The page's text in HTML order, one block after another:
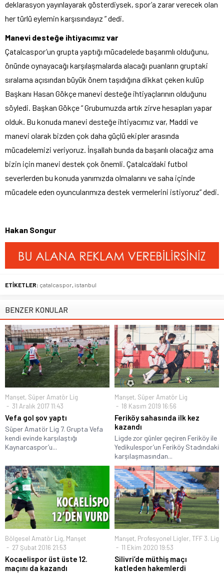
deklarasyon yayınlayarak gösterdiysek, spor’a zarar verecek olan
her türlü eylemin karşısındayız ” dedi.
Manevi desteğe ihtiyacımız var
Çatalcaspor’un grupta yaptığı mücadelede başarımlı olduğunu,
önünde oynayacağı karşılaşmalarda alacağı puanların gruptaki
sıralama açısından büyük önem taşıdığına dikkat çeken kulüp
Başkanı Hasan Gökçe manevi desteğe ihtiyaçlarının olduğunu
söyledi. Başkan Gökçe “ Grubumuzda artık zirve hesapları yapar
olduk. Bu konuda manevi desteğe ihtiyacımız var, Maddi ve
manevi olarak bizden çok daha güçlü ekipler arasında
mücadelemizi veriyoruz. İnşallah bunda da başarılı olacağız ama
bizin için manevi destek çok önemli. Çatalca’daki futbol
severlerden bu konuda yanımızda olmalarını ve saha içinde
mücadele eden oyuncularımıza destek vermelerini istiyoruz” dedi.
Hakan Songur
ETİKETLER: çatalcaspor istanbul
BENZER KONULAR
Manşet, Süper Amatör Lig
31 Aralık 2017 11:43
Vefa gol şov yaptı
Süper Amatör Lig 7. Grupta Vefa
kendi evinde karşılaştığı
Kaynarcaspor’u...
Manşet, Süper Amatör Lig
18 Kasım 2019 16:56
Feriköy sahasında ilk kez
kazandı
Ligde zor günler geçiren Feriköy ile
Yedikulespor’un Feriköy Stadındaki
karşılaşmasından...
Bölgesel Amatör Lig, Manşet
27 Şubat 2016 21:53
Kocaelispor üst üste 12.
maçını da kazandı
Manşet, Profesyonel Ligler, TFF 3. Lig
11 Ekim 2020 19:53
Silivri’de müthiş maçı
katleden hakemlerdi